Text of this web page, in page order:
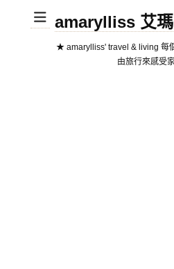
amarylliss 艾
★ amarylliss' travel & living 每
由旅行來感受